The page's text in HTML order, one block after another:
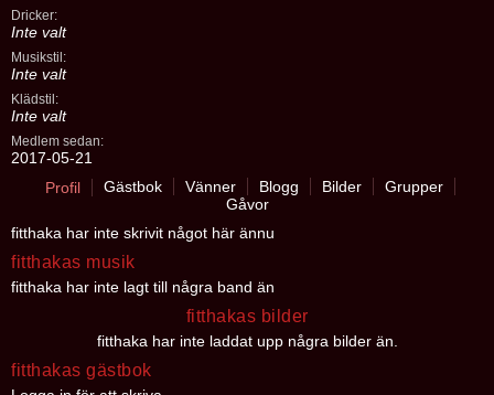
Dricker:
Inte valt
Musikstil:
Inte valt
Klädstil:
Inte valt
Medlem sedan:
2017-05-21
Profil
Gästbok Vänner Blogg Bilder
Grupper
Gåvor
fitthaka har inte skrivit något här ännu
fitthakas musik
fitthaka har inte lagt till några band än
fitthakas bilder
fitthaka har inte laddat upp några bilder än.
fitthakas gästbok